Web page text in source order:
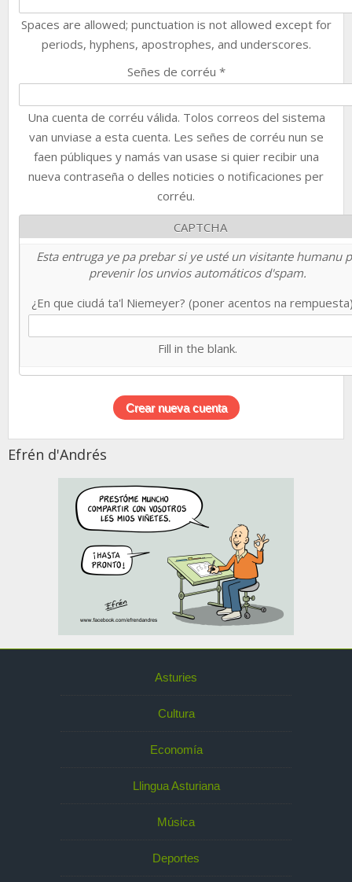
Spaces are allowed; punctuation is not allowed except for
periods, hyphens, apostrophes, and underscores.
Señes de corréu *
Una cuenta de corréu válida. Tolos correos del sistema
van unviase a esta cuenta. Les señes de corréu nun se
faen públiques y namás van usase si quier recibir una
nueva contraseña o delles noticies o notificaciones per
corréu.
CAPTCHA
Esta entruga ye pa prebar si ye usté un visitante humanu
prevenir los unvios automáticos d'spam.
¿En que ciudá ta'l Niemeyer? (poner acentos na
Fill in the blank.
Efrén d'Andrés
Asturies
Cultura
Economía
Llingua Asturiana
Música
Deportes